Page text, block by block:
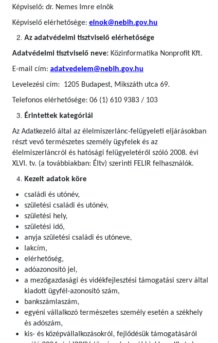
Képviselő: dr. Nemes Imre elnök
Képviselő elérhetősége: elnok@nebih.gov.hu
Az adatvédelmi tisztviselő elérhetősége
Adatvédelmi tisztviselő neve: Közinformatika Nonprofit Kft.
E-mail cím: adatvedelem@nebih.gov.hu
Levelezési cím: 1205 Budapest, Mikszáth utca 69.
Telefonos elérhetősége: 06 (1) 610 9383 / 103
Érintettek kategóriái
Az Adatkezelő által az élelmiszerlánc-felügyeleti eljárásokban
részt vevő természetes személy ügyfelek és az
élelmiszerláncról és hatósági felügyeletéről szóló 2008. évi
XLVI. tv. (a továbbiakban: Éltv) szerinti FELIR felhasználók.
Kezelt adatok köre
családi és utónév,
születési családi és utónév,
születési hely,
születési idő,
anyja születési családi és utóneve,
lakcím,
elérhetőség,
adóazonosító jel,
a mezőgazdasági és vidékfejlesztési támogatási szerv által
kiadott ügyfél-azonosító szám,
bankszámlaszám,
egyéni vállalkozó természetes személy esetén a székhely
és adószám,
kis- és középvállalkozásokról, fejlődésük támogatásáról